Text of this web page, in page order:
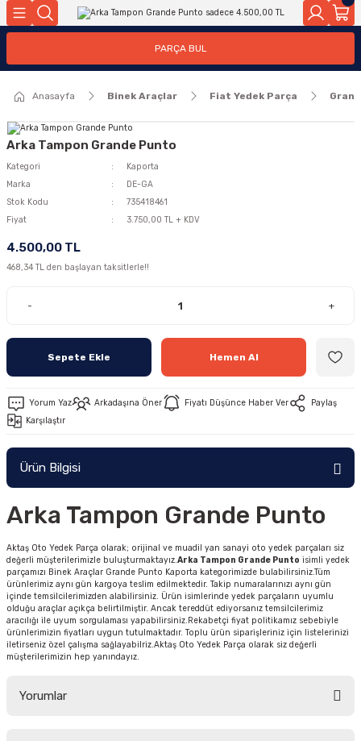
PARÇA BUL
Anasayfa Binek Araçlar Fiat Yedek Parça
Arka Tampon Grande Punto
Kategori
Kaporta
Marka
DE-GA
Stok Kodu
735418461
Fiyat
3.750,00 TL + KDV
4.500,00 TL
468,34 TL den başlayan taksitlerle!!
- +
Sepete Ekle Hemen Al
Yorum Yaz Arkadaşına Öner Fiyatı Düşünce Haber Ver
Paylaş
Karşılaştır
Ürün Bilgisi
Arka Tampon Grande Punto
Aktaş Oto Yedek Parça olarak; orijinal ve muadil yan sanayi oto yedek parçaları siz
değerli müşterilerimizle buluşturmaktayız.Arka Tampon Grande Punto isimli yedek
parçamızı Binek Araçlar Grande Punto Kaporta kategorimizde bulabilirsiniz.Tüm
ürünlerimiz aynı gün kargoya teslim edilmektedir. Takip numaralarınızı aynı gün
içinde temsilcilerimizden alabilirsiniz. Ürün isimlerinde yedek parçaların uyumlu
olduğu araçlar açıkça belirtilmiştir. Ancak tereddüt ediyorsanız temsilcilerimiz
aracılığı ile uyum sorgulaması yapabilirsiniz.Rekabetçi fiyat politikamız sebebiyle
ürünlerimizin fiyatları uygun tutulmaktadır. Toplu ürün siparişleriniz için listelerinizi
iletirseniz özel çalışma sağlayabilriz.Aktaş Oto Yedek Parça olarak siz değerli
müşterilerimizin hep yanındayız.
Yorumlar